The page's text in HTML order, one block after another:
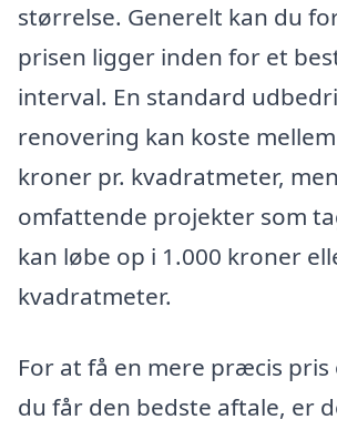
størrelse. Generelt kan du
prisen ligger inden for et
interval. En standard
renovering kan koste
kroner pr. kvadratmeter,
omfattende projekter som
kan løbe op i 1.000 kroner
kvadratmeter.
For at få en mere præcis pris
du får den bedste aftale, er